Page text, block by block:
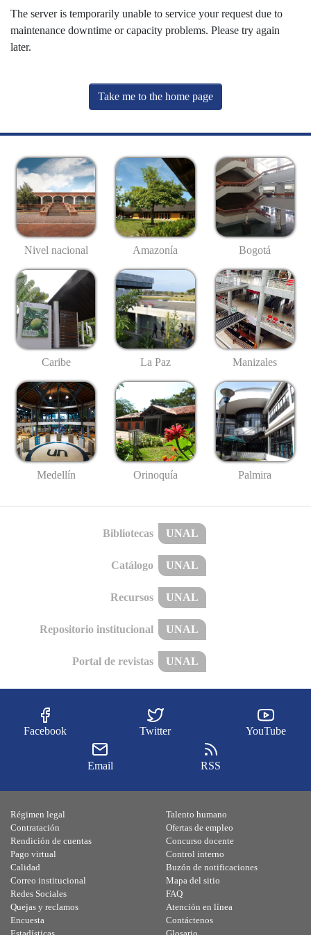
The server is temporarily unable to service your request due to
maintenance downtime or capacity problems. Please try again
later.
Take me to the home page
Nivel nacional Amazonía Bogotá
Caribe La Paz Manizales
Medellín Orinoquía Palmira
Bibliotecas UNAL
Catálogo UNAL
Recursos UNAL
Repositorio institucional UNAL
Portal de revistas UNAL
Facebook Twitter YouTube
Email RSS
Régimen legal
Contratación
Rendición de cuentas
Pago virtual
Calidad
Talento humano
Ofertas de empleo
Concurso docente
Control interno
Buzón de notificaciones
Correo institucional
Redes Sociales
Quejas y reclamos
Encuesta
Mapa del sitio
FAQ
Atención en línea
Contáctenos